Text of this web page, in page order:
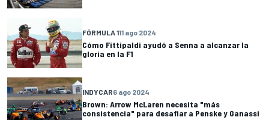
FÓRMULA 111 ago 2024
Cómo Fittipaldi ayudó a Senna a alcanzar la
gloria en la F1
INDYCAR6 ago 2024
Brown: Arrow McLaren necesita "más
consistencia" para desafiar a Penske y Ganassi